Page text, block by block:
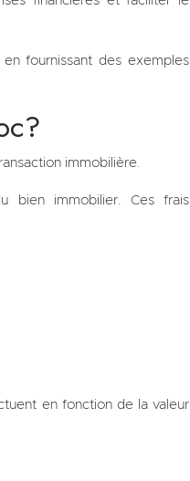
fournissant des exemples
immobilière.
bien immobilier. Ces frais
en fonction de la valeur